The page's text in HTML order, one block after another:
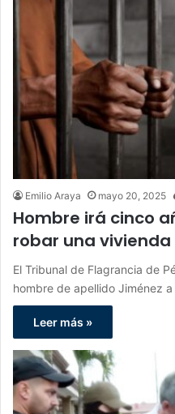
Emilio Araya mayo 20, 2025
Hombre irá cinco
robar una vivienda
El Tribunal de Flagrancia de
hombre de apellido Jiménez
Leer más »